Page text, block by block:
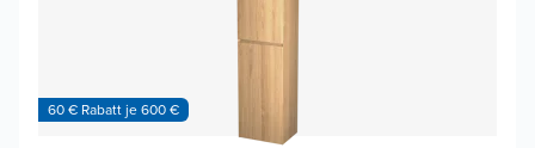
60 € Rabatt je 600 €